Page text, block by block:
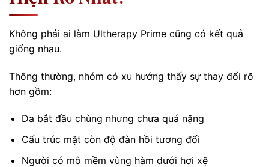
Không phải ai làm Ultherapy Prime cũng có kết quả
giống nhau.
Thông thường, nhóm có xu hướng thấy sự thay đổi rõ
hơn gồm:
Da bắt đầu chùng nhưng chưa quá nặng
Cấu trúc mặt còn độ đàn hồi tương đối
Người có mô mềm vùng hàm dưới hơi xệ